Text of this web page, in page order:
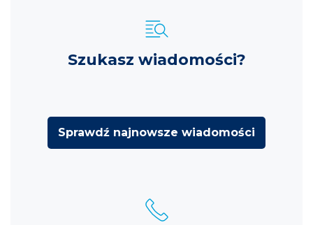
Szukasz wiadomości?
Sprawdź najnowsze wiadomości